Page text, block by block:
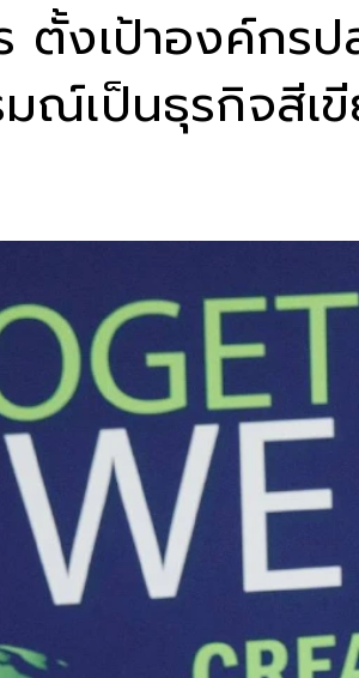
ตั้งเป้าองค์กร
มณ์เป็นธุรกิจสีเ